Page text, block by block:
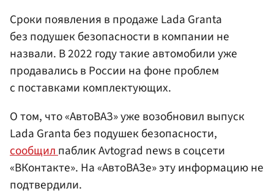
Сроки появления в продаже Lada Granta
без подушек безопасности в компании не
назвали. В 2022 году такие автомобили уже
продавались в России на фоне проблем
с поставками комплектующих.
О том, что «АвтоВАЗ» уже возобновил выпуск
Lada Granta без подушек безопасности,
сообщилпаблик Avtograd news в соцсети
«ВКонтакте». На «АвтоВАЗе» эту информацию не
подтвердили.